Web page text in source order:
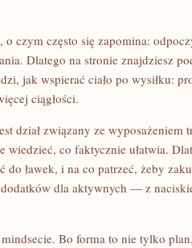
czym często się zapomina:
Dlatego na stronie znajdziesz
jak wspierać ciało po wysiłku:
ciągłości.
dział związany ze
wiedzieć, co faktycznie ułatwia.
ławek, i na co patrzeć, żeby
dla aktywnych — z
Bo forma to nie tylko